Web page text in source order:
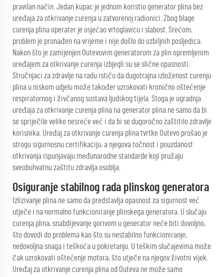
pravilan način. Jedan kupac je jednom koristio generator plina bez
uređaja za otkrivanje curenja u zatvorenoj radionici. Zbog blage
curenja plina operater je osjećao vrtoglavicu i slabost. Srećom,
problem je pronađen na vrijeme i nije došlo do ozbiljnih posljedica.
Nakon što je zamijenjen Outevovim generatorom za plin opremljenim
uređajem za otkrivanje curenja izbjegli su se slične opasnosti.
Stručnjaci za zdravlje na radu ističu da dugotrajna izloženost curenju
plina u niskom udjelu može također uzrokovati kronično oštećenje
respiratornog i živčanog sustava ljudskog tijela. Stoga je ugradnja
uređaja za otkrivanje curenja plina na generator plina ne samo da bi
se spriječile velike nesreće već i da bi se dugoročno zaštitilo zdravlje
korisnika. Uređaj za otkrivanje curenja plina tvrtke Outevo prošao je
strogu sigurnosnu certifikaciju, a njegova točnost i pouzdanost
otkrivanja ispunjavaju međunarodne standarde koji pružaju
sveobuhvatnu zaštitu zdravlja osoblja.
Osiguranje stabilnog rada plinskog generatora
Izlizivanje plina ne samo da predstavlja opasnost za sigurnost već
utječe i na normalno funkcioniranje plinskega generatora. U slučaju
curenja plina, snabdijevanje gorivom u generator neće biti dovoljno,
što dovodi do problema kao što su nestabilno funkcioniranje,
nedovoljna snaga i teškoća u pokretanju. U teškim slučajevima može
čak uzrokovati oštećenje motora, što utječe na njegov životni vijek.
Uređaj za otkrivanje curenja plina od Outeva ne može samo